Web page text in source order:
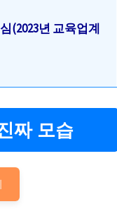
(2023년 교육업계
짜 모습